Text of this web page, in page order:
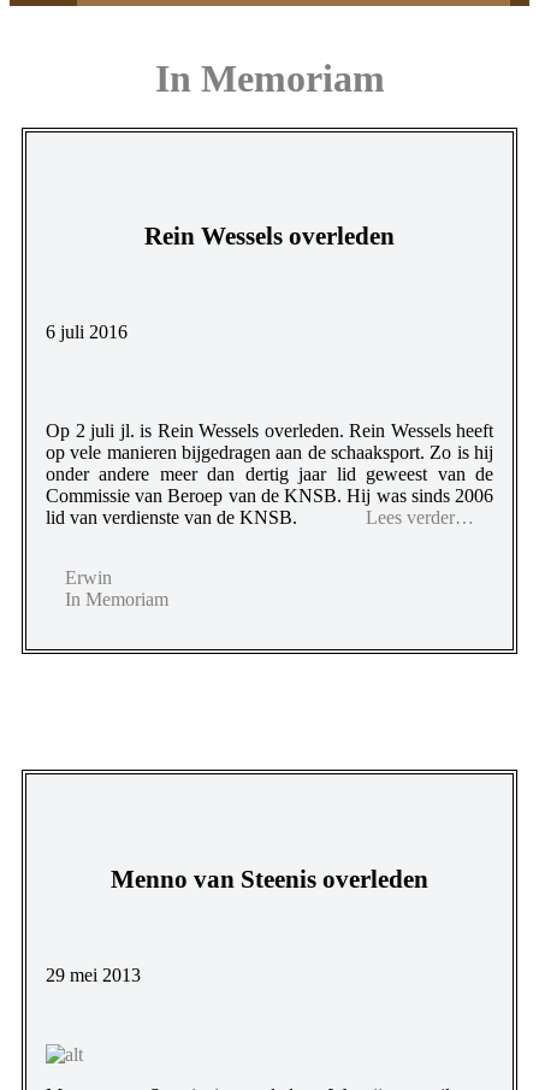
In Memoriam
Rein Wessels overleden
6 juli 2016
Op 2 juli jl. is Rein Wessels overleden. Rein Wessels heeft
op vele manieren bijgedragen aan de schaaksport. Zo is hij
onder andere meer dan dertig jaar lid geweest van de
Commissie van Beroep van de KNSB. Hij was sinds 2006
lid van verdienste van de KNSB.
Lees verder…
Erwin
In Memoriam
Menno van Steenis overleden
29 mei 2013